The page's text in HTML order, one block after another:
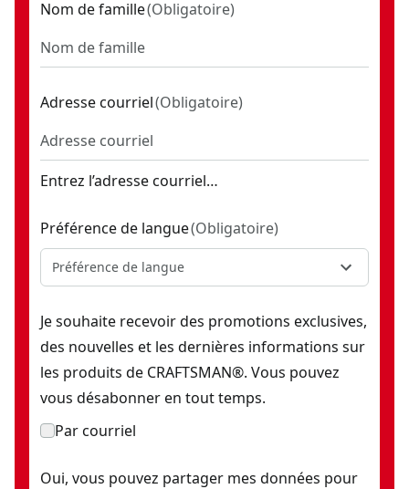
Nom de famille(Obligatoire)
Adresse courriel(Obligatoire)
Entrez l’adresse courriel…
Préférence de langue(Obligatoire)
Préférence de langue
Je souhaite recevoir des promotions exclusives,
des nouvelles et les dernières informations sur
les produits de CRAFTSMAN®. Vous pouvez
vous désabonner en tout temps.
Par courriel
Oui, vous pouvez partager mes données pour